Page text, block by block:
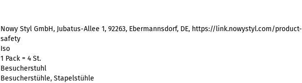
Nowy Styl GmbH, Jubatus-Allee 1, 92263, Ebermannsdorf, DE, https://link.nowystyl.com/product-
safety
Iso
1 Pack = 4 St.
Besucherstuhl
Besucherstühle, Stapelstühle